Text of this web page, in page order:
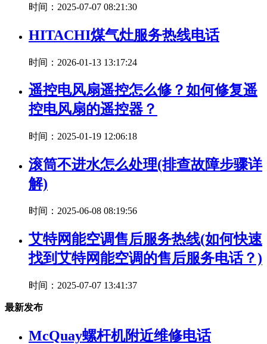
时间：2025-07-07 08:21:30
HITACHI煤气灶服务热线电话
时间：2026-01-13 13:17:24
遥控电风扇遥控怎么修？如何修复遥
控电风扇的遥控器？
时间：2025-01-19 12:06:18
滚筒不进水怎么处理(排查故障步骤详
解)
时间：2025-06-08 08:19:56
艾特网能空调售后服务热线(如何快速
找到艾特网能空调的售后服务电话？)
时间：2025-07-07 13:41:37
最新发布
McQuay螺杆机附近维修电话